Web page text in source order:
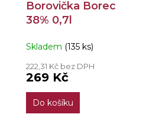
Borovička Borec
38% 0,7l
Skladem (135 ks)
222,31 Kč bez DPH
269 Kč
Do košíku